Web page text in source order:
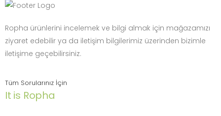
Ropha ürünlerini incelemek ve bilgi almak için mağazamızı
ziyaret edebilir ya da iletişim bilgilerimiz üzerinden bizimle
iletişime geçebilirsiniz.
Tüm Sorularınız İçin
It is Ropha